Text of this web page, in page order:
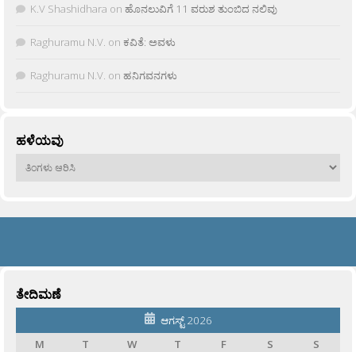
K.V Shashidhara on ಹೊನಲುವಿಗೆ 11 ವರುಶ ತುಂಬಿದ ನಲಿವು
Raghuramu N.V. on ಕವಿತೆ: ಅವಳು
Raghuramu N.V. on ಹನಿಗವನಗಳು
ಹಳೆಯವು
ಹಳೆಯವು
ತೇದಿಮಣೆ
ಆಗಸ್ಟ್ 2026
M
T W T F S
S